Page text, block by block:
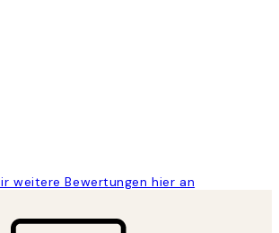
weitere Bewertungen hier an